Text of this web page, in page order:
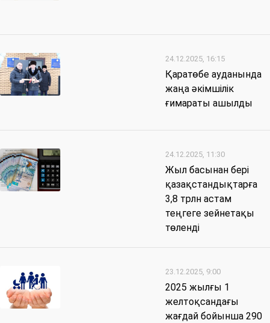
24.12.2025, 16:15
Қаратөбе ауданында
жаңа әкімшілік
ғимараты ашылды
24.12.2025, 11:30
Жыл басынан бері
қазақстандықтарға
3,8 трлн астам
теңгеге зейнетақы
төленді
23.12.2025, 9:00
2025 жылғы 1
желтоқсандағы
жағдай бойынша 290